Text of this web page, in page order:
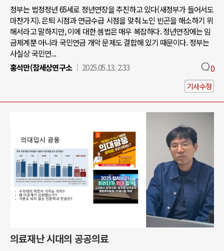
정부는 법정정년 65세로 정년연장을 추진하고 있다(새정부가 들어서도
마찬가지). 은퇴 시점과 연금수급 시점을 맞춰 노인 빈곤을 해소하기 위
해서라고 말하지만, 이에 대한 셈법은 매우 복잡하다. 정년연장에는 임
금체계뿐 아니라 국민연금 개악 문제도 결합해 있기 때문이다. 정부는
사실상 국민연...
홍석만(참세상연구소
2025.05.13. 2:33 0
기사수정
의료재난 시대의 공공의료